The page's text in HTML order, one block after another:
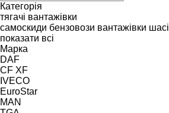
Категорія
тягачі вантажівки
самоскиди бензовози вантажівки шасі
показати всі
Марка
DAF
CF XF
IVECO
EuroStar
MAN